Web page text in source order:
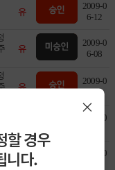
×
할 경우
니다.
유
2009-0
6-12
유
2009-0
6-08
유
2009-0
6-05
2009-0
유
2009-0